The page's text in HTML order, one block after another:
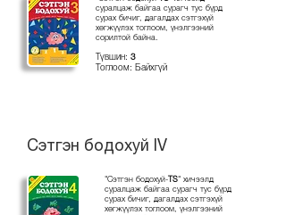
суралцаж байгаа сурагч тус бүрд
сурах бичиг, дагалдах сэтгэхүй
хөгжүүлэх тоглоом, үнэлгээний
сорилтой байна.
Түвшин: 3
Тоглоом: Байхгүй
Сэтгэн бодохуй IV
"Сэтгэн бодохуй- TS " хичээлд
суралцаж байгаа сурагч тус бүрд
сурах бичиг, дагалдах сэтгэхүй
хөгжүүлэх тоглоом, үнэлгээний